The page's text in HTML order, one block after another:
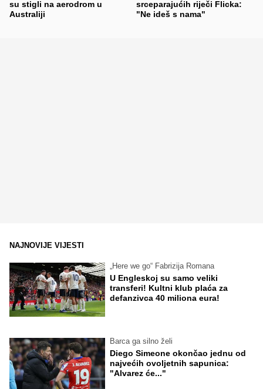
su stigli na aerodrom u
Australiji
srceparajućih riječi Flicka:
"Ne ideš s nama"
NAJNOVIJE VIJESTI
„Here we go“ Fabrizija Romana
U Engleskoj su samo veliki
transferi! Kultni klub plaća za
defanzivca 40 miliona eura!
Barca ga silno želi
Diego Simeone okončao jednu od
najvećih ovoljetnih sapunica:
"Alvarez će..."